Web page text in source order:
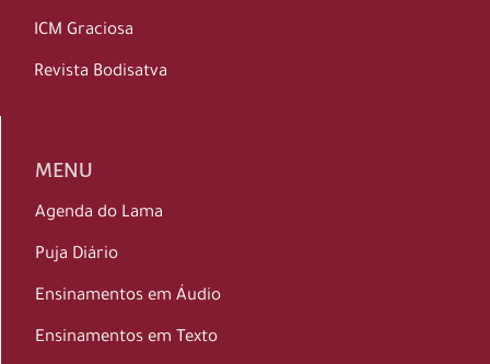
ICM Graciosa
Revista Bodisatva
MENU
Agenda do Lama
Puja Diário
Ensinamentos em Áudio
Ensinamentos em Texto